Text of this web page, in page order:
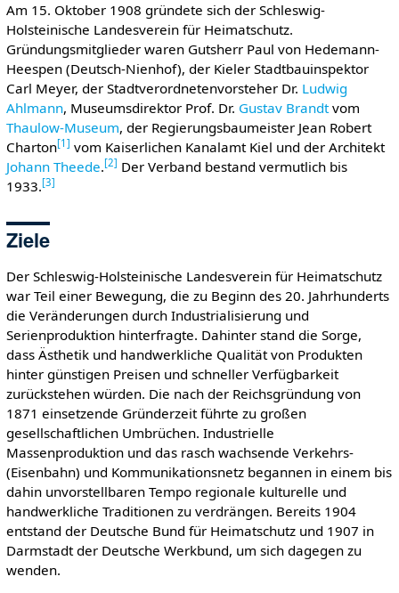
Am 15. Oktober 1908 gründete sich der Schleswig-
Holsteinische Landesverein für Heimatschutz.
Gründungsmitglieder waren Gutsherr Paul von Hedemann-
Heespen (Deutsch-Nienhof), der Kieler Stadtbauinspektor
Carl Meyer, der Stadtverordnetenvorsteher Dr. Ludwig
Ahlmann, Museumsdirektor Prof. Dr. Gustav Brandtvom
Thaulow-Museum, der Regierungsbaumeister Jean Robert
Charton[1 ] vom Kaiserlichen Kanalamt Kiel und der Architekt
Johann Theede.[2] Der Verband bestand vermutlich bis
1933.[3]
Ziele
Der Schleswig-Holsteinische Landesverein für Heimatschutz
war Teil einer Bewegung, die zu Beginn des 20. Jahrhunderts
die Veränderungen durch Industrialisierung und
Serienproduktion hinterfragte. Dahinter stand die Sorge,
dass Ästhetik und handwerkliche Qualität von Produkten
hinter günstigen Preisen und schneller Verfügbarkeit
zurückstehen würden. Die nach der Reichsgründung von
1871 einsetzende Gründerzeit führte zu großen
gesellschaftlichen Umbrüchen. Industrielle
Massenproduktion und das rasch wachsende Verkehrs-
(Eisenbahn) und Kommunikationsnetz begannen in einem bis
dahin unvorstellbaren Tempo regionale kulturelle und
handwerkliche Traditionen zu verdrängen. Bereits 1904
entstand der Deutsche Bund für Heimatschutz und 1907 in
Darmstadt der Deutsche Werkbund, um sich dagegen zu
wenden.